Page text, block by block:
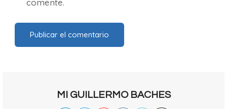
comente.
MI GUILLERMO BACHES